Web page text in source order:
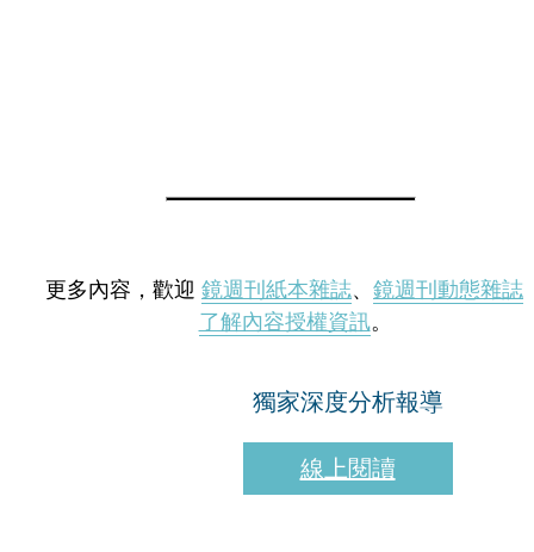
更多內容，歡迎 鏡週刊紙本雜誌、 鏡週刊動態雜誌
了解內容授權資訊。
獨家深度分析報導
線上閱讀